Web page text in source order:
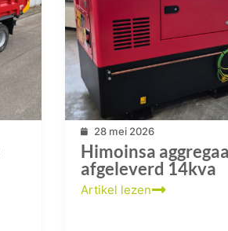
28 mei 2026
Himoinsa
afgeleverd 14kva
Artikel lezen